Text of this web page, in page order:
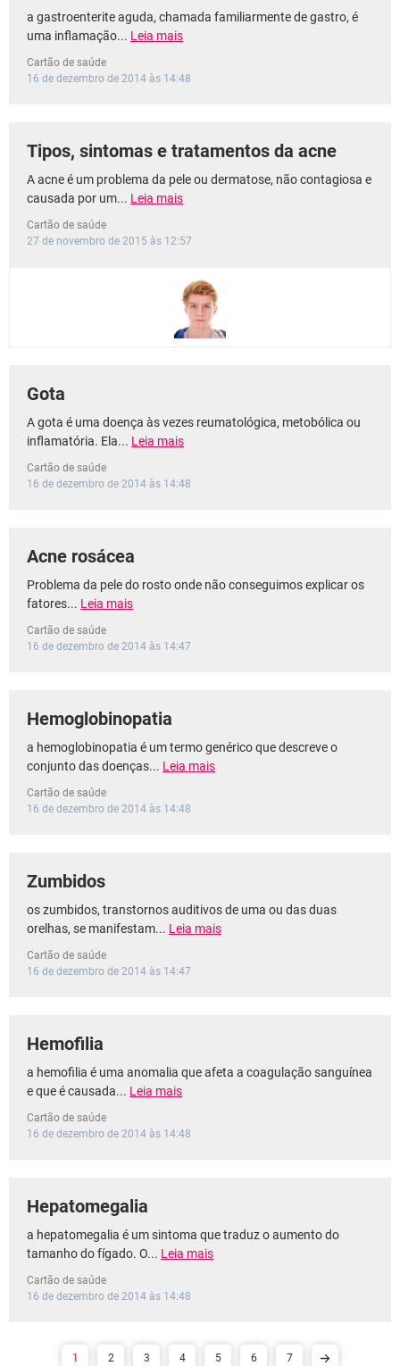
a gastroenterite aguda, chamada familiarmente de gastro, é
uma inflamação... Leia mais
Cartão de saúde
16 de dezembro de 2014 às 14:48
Tipos, sintomas e tratamentos da acne
A acne é um problema da pele ou dermatose, não contagiosa e
causada por um... Leia mais
Cartão de saúde
27 de novembro de 2015 às 12:57
Gota
A gota é uma doença às vezes reumatológica, metobólica ou
inflamatória. Ela... Leia mais
Cartão de saúde
16 de dezembro de 2014 às 14:48
Acne rosácea
Problema da pele do rosto onde não conseguimos explicar os
fatores... Leia mais
Cartão de saúde
16 de dezembro de 2014 às 14:47
Hemoglobinopatia
a hemoglobinopatia é um termo genérico que descreve o
conjunto das doenças... Leia mais
Cartão de saúde
16 de dezembro de 2014 às 14:48
Zumbidos
os zumbidos, transtornos auditivos de uma ou das duas
orelhas, se manifestam... Leia mais
Cartão de saúde
16 de dezembro de 2014 às 14:47
Hemofilia
a hemofilia é uma anomalia que afeta a coagulação sanguínea
e que é causada... Leia mais
Cartão de saúde
16 de dezembro de 2014 às 14:48
Hepatomegalia
a hepatomegalia é um sintoma que traduz o aumento do
tamanho do fígado. O... Leia mais
Cartão de saúde
16 de dezembro de 2014 às 14:48
1 2 3 4 5 6 7